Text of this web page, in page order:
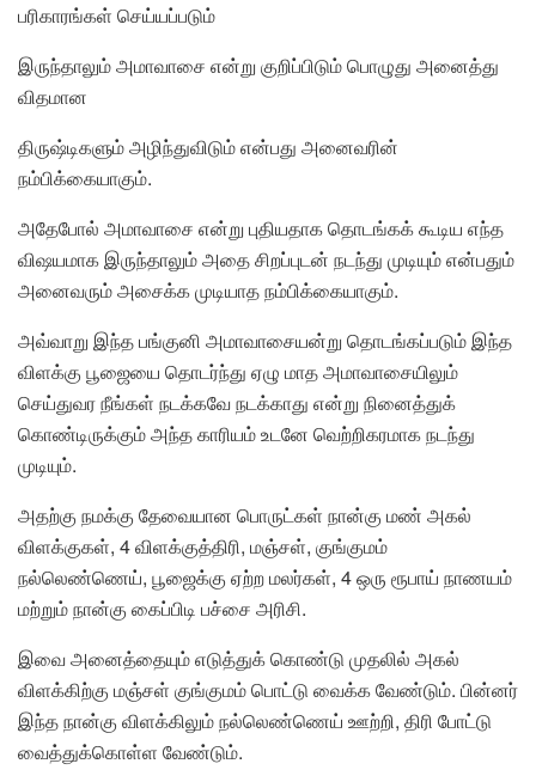
பரிகாரங்கள் செய்யப்படும்
இருந்தாலும் அமாவாசை என்று குறிப்பிடும் பொழுது அனைத்து
விதமான
திருஷ்டிகளும் அழிந்துவிடும் என்பது அனைவரின்
நம்பிக்கையாகும்.
அதேபோல் அமாவாசை என்று புதியதாக தொடங்கக் கூடிய எந்த
விஷயமாக இருந்தாலும் அதை சிறப்புடன் நடந்து முடியும் என்பதும்
அனைவரும் அசைக்க முடியாத நம்பிக்கையாகும்.
அவ்வாறு இந்த பங்குனி அமாவாசையன்று தொடங்கப்படும் இந்த
விளக்கு பூஜையை தொடர்ந்து ஏழு மாத அமாவாசையிலும்
செய்துவர நீங்கள் நடக்கவே நடக்காது என்று நினைத்துக்
கொண்டிருக்கும் அந்த காரியம் உடனே வெற்றிகரமாக நடந்து
முடியும்.
அதற்கு நமக்கு தேவையான பொருட்கள் நான்கு மண் அகல்
விளக்குகள், 4 விளக்குத்திரி, மஞ்சள், குங்குமம்
நல்லெண்ணெய், பூஜைக்கு ஏற்ற மலர்கள், 4 ஒரு ரூபாய் நாணயம்
மற்றும் நான்கு கைப்பிடி பச்சை அரிசி.
இவை அனைத்தையும் எடுத்துக் கொண்டு முதலில் அகல்
விளக்கிற்கு மஞ்சள் குங்குமம் பொட்டு வைக்க வேண்டும். பின்னர்
இந்த நான்கு விளக்கிலும் நல்லெண்ணெய் ஊற்றி, திரி போட்டு
வைத்துக்கொள்ள வேண்டும்.